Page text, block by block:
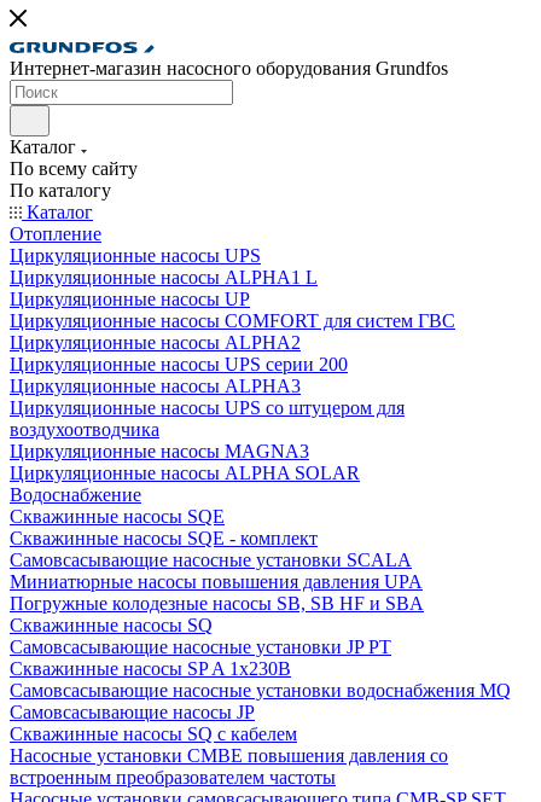
Интернет-магазин насосного оборудования Grundfos
Каталог
По всему сайту
По каталогу
Каталог
Отопление
Циркуляционные насосы UPS
Циркуляционные насосы ALPHA1 L
Циркуляционные насосы UP
Циркуляционные насосы COMFORT для систем ГВС
Циркуляционные насосы ALPHA2
Циркуляционные насосы UPS серии 200
Циркуляционные насосы ALPHA3
Циркуляционные насосы UPS со штуцером для
воздухоотводчика
Циркуляционные насосы MAGNA3
Циркуляционные насосы ALPHA SOLAR
Водоснабжение
Скважинные насосы SQE
Скважинные насосы SQE - комплект
Cамовсасывающие насосные установки SCALA
Миниатюрные насосы повышения давления UPA
Погружные колодезные насосы SB, SB HF и SBA
Скважинные насосы SQ
Самовсасывающие насосные установки JP PT
Скважинные насосы SP A 1x230В
Самовсасывающие насосные установки водоснабжения MQ
Самовсасывающие насосы JP
Скважинные насосы SQ с кабелем
Насосные установки CMBE повышения давления со
встроенным преобразователем частоты